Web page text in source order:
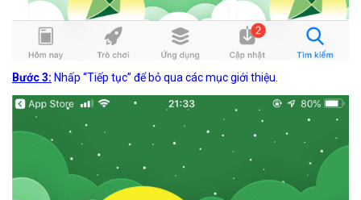
Bước 3: Nhấp “Tiếp tục” để bỏ qua các mục giới thiệu.